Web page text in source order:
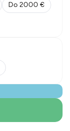
Do 2000 €